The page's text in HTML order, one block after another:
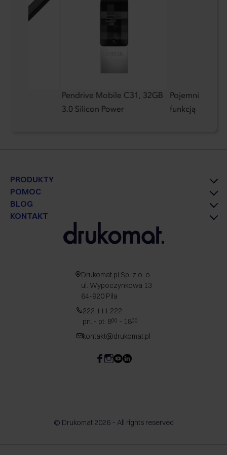
Pendrive Mobile C31, 32GB
3.0 Silicon Power
Pojemnik na
funkcją
PRODUKTY
POMOC
BLOG
KONTAKT
Drukomat.pl Sp. z o. o.
ul. Wypoczynkowa 13
64-920 Piła
222 111 222
pn. - pt. 800 - 1800
kontakt@drukomat.pl
© Drukomat 2026 – All rights reserved